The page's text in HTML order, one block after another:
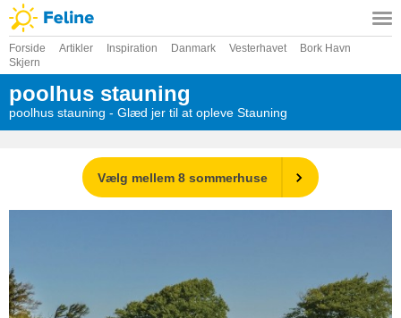
Forside Artikler Inspiration Danmark Vesterhavet
Bork Havn
Skjern
poolhus stauning
poolhus stauning - Glæd jer til at opleve Stauning
Vælg mellem 8 sommerhuse